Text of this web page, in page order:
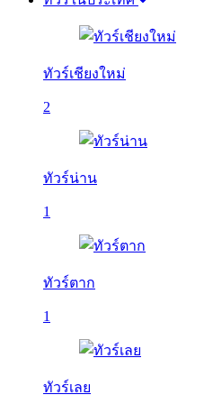
ทัวร์เชียงใหม่
2
ทัวร์น่าน
1
ทัวร์ตาก
1
ทัวร์เลย